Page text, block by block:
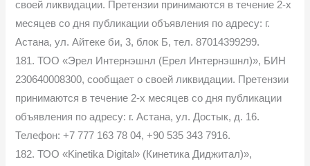
своей ликвидации. Претензии принимаются в течение 2-х
месяцев со дня публикации объявления по адресу: г.
Астана, ул. Айтеке би, 3, блок Б, тел. 87014399299.
181. ТОО «Эрел Интернэшнл (Ерел Интернэшнл)», БИН
230640008300, сообщает о своей ликвидации. Претензии
принимаются в течение 2-х месяцев со дня публикации
объявления по адресу: г. Астана, ул. Достык, д. 16.
Телефон: +7 777 163 78 04, +90 535 343 7916.
182. ТОО «Kinetika Digital» (Кинетика Диджитал)»,